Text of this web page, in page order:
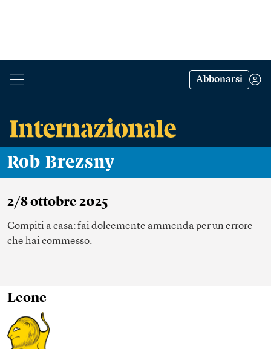
Abbonarsi
Rob Brezsny
2/8 ottobre 2025
Compiti a casa: fai dolcemente ammenda per un errore
che hai commesso.
Leone